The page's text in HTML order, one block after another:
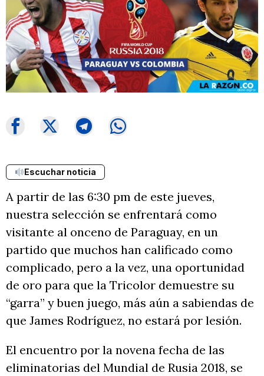
Escuchar noticia
A partir de las 6:30 pm de este jueves,
nuestra selección se enfrentará como
visitante al onceno de Paraguay, en un
partido que muchos han calificado como
complicado, pero a la vez, una oportunidad
de oro para que la Tricolor demuestre su
“garra” y buen juego, más aún a sabiendas de
que James Rodríguez, no estará por lesión.
El encuentro por la novena fecha de las
eliminatorias del Mundial de Rusia 2018, se